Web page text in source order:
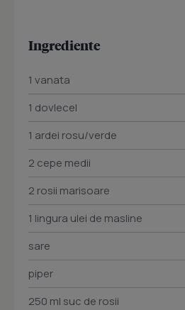
Ingrediente
1 vanata
1 dovlecel
1 ardei rosu/verde
2 cepe medii
2 rosii marisoare
1 lingura ulei de masline
sare
piper
250 ml suc de rosii